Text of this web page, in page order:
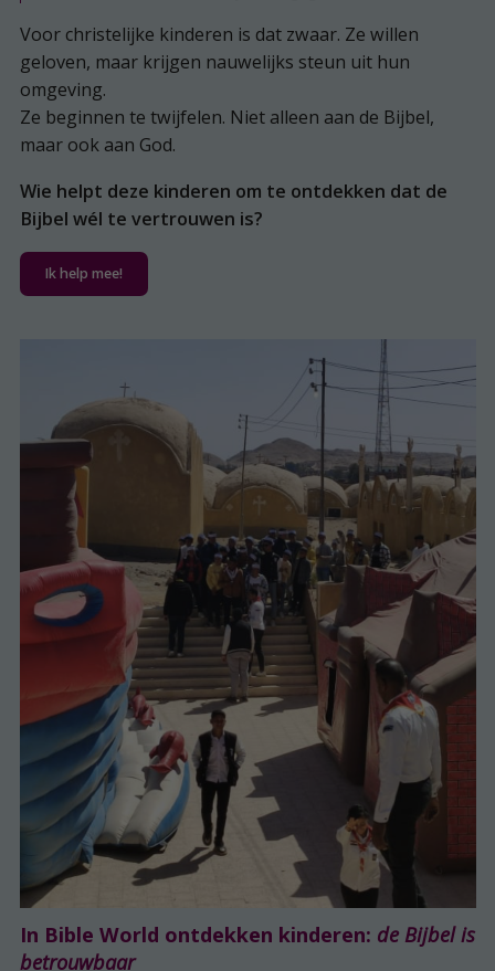
Voor christelijke kinderen is dat zwaar. Ze willen
geloven, maar krijgen nauwelijks steun uit hun
omgeving.
Ze beginnen te twijfelen. Niet alleen aan de Bijbel,
maar ook aan God.
Wie helpt deze kinderen om te ontdekken dat de
Bijbel wél te vertrouwen is?
Ik help mee!
In Bible World ontdekken kinderen: de Bijbel is
betrouwbaar